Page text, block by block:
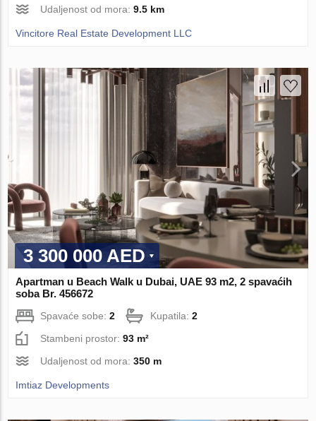
Udaljenost od mora:9.5 km
Vincitore Real Estate Development LLC
3 300 000 AED
Apartman u Beach Walk u Dubai, UAE 93 m2, 2 spavaćih
soba Br. 456672
Spavaće sobe:2 Kupatila:2
Stambeni prostor:93 m²
Udaljenost od mora:350 m
Imtiaz Developments